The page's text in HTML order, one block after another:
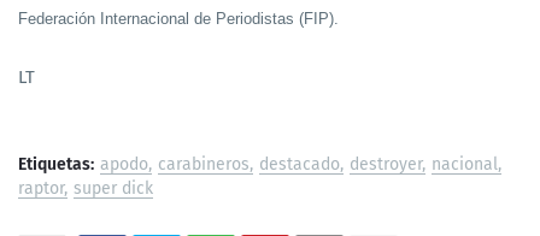
Federación Internacional de Periodistas (FIP).
LT
Etiquetas: apodo carabineros destacado destroyer nacional
raptor super dick